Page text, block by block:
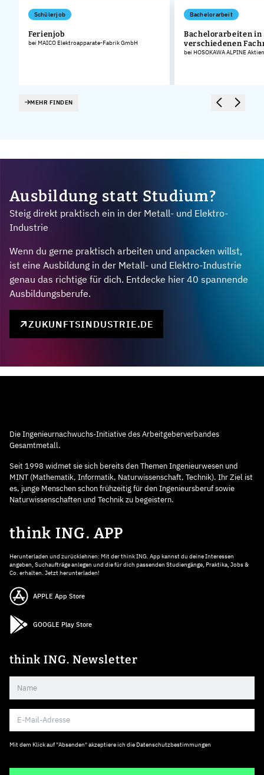
Schülerjob
Ferienjob
bei MAICO Elektroapparate-Fabrik GmbH
Bachelorarbeit
Bachelorarbeiten in
verschiedenen
bei HOSOKAWA ALPINE
MEHR FINDEN
Ausbildung statt Studium?
Steig direkt praktisch ein in der Metall- und Elektro-
Industrie
Wenn du gerne praktisch arbeiten und anpacken willst,
ist eine Ausbildung in der Metall- und Elektro-Industrie
genau das richtige für dich. Entdecke hier 40 spannende
Ausbildungsberufe.
ZUKUNFTSINDUSTRIE.DE
Die Ingenieurnachwuchs-Initiative des Arbeitgeberverbandes
Gesamtmetall.
Seit 1998 widmet sie sich bereits den Themen Ingenieurwesen und
MINT (Mathematik, Informatik, Naturwissenschaft, Technik). Ihr Ziel ist
es, junge Menschen schon frühzeitig für den Ingenieursberuf sowie
Naturwissenschaften und Technik zu begeistern.
think ING. APP
Herunterladen und zurücklehnen: Mit der think ING. App kannst du deine Interessen
angeben, Suchaufträge anlegen und die für dich passenden Studiengänge, Praktika, Jobs &
Co. erhalten. Jetzt herunterladen!
APPLE App Store
GOOGLE Play Store
think ING. Newsletter
Mit dem Klick auf "Absenden" akzeptiere ich die Datenschutzbestimmungen